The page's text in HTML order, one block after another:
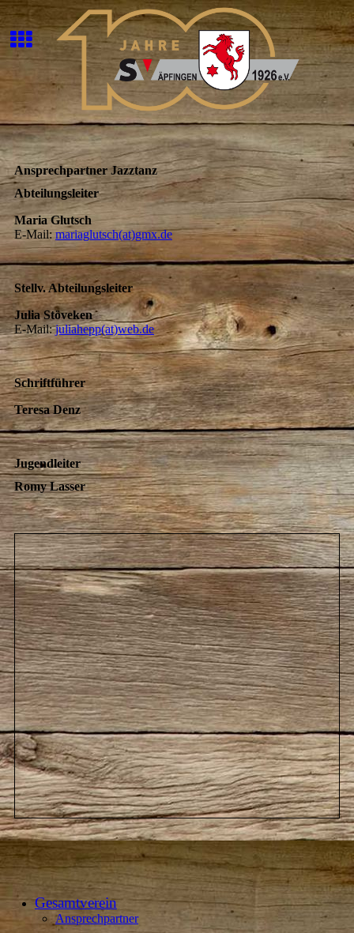
Ansprechpartner Jazztanz
Abteilungsleiter
Maria Glutsch
E-Mail: mariaglutsch(at)gmx.de
Stellv. Abteilungsleiter
Julia Stöveken
E-Mail:juliahepp(at)web.de
Schriftführer
Teresa Denz
Jugendleiter
Romy Lasser
Gesamtverein
Ansprechpartner